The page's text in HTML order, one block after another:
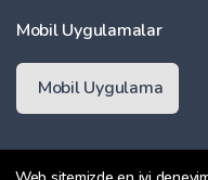
Mobil Uygulamalar
Mobil Uygulama